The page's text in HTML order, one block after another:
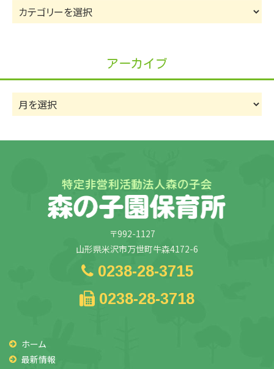
カ
テ
アーカイブ
ー
〒992-1127
山形県米沢市万世町牛森4172-6
0238-28-3715
0238-28-3718
ホーム
最新情報